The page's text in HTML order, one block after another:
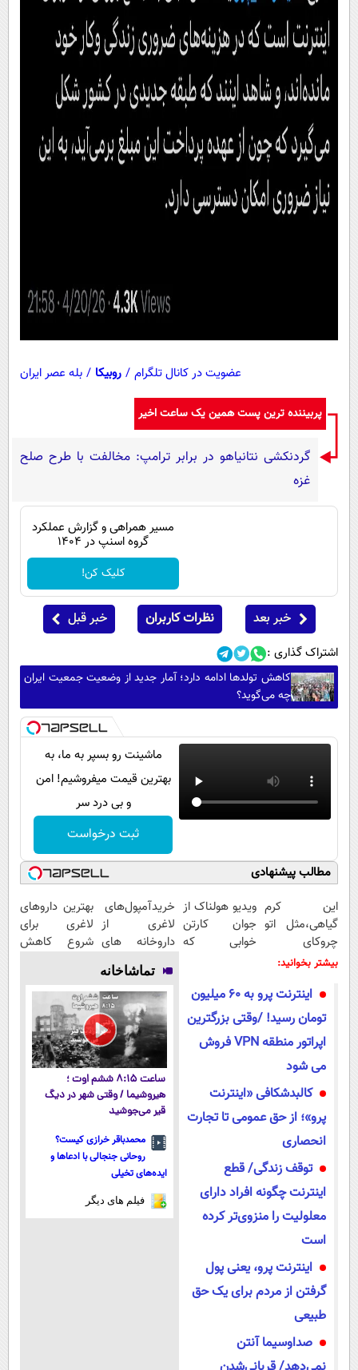
عضویت در کانال تلگرام / روبیکا / بله عصر ایران
پربیننده ترین پست همین یک ساعت اخیر
گردنکشی نتانیاهو در برابر ترامپ: مخالفت با طرح صلح
غزه
مسیر همراهی و گزارش عملکرد
گروه اسنپ در ۱۴۰۴
کلیک کن!
خبر بعد نظرات کاربران خبر قبل
اشتراک گذاری :
کاهش تولدها ادامه دارد؛ آمار جدید از وضعیت جمعیت ایران
چه می‌گوید؟
ماشینت رو بسپر به ما، به
بهترین قیمت میفروشیم! امن
و بی درد سر
ثبت درخواست
مطالب پیشنهادی
این کرم
گیاهی،مثل اتو
چروکای
پوستتوصاف
ویدیو هولناک از
جوان کارتن
خوابی که
خریدآمپول‌های
لاغری از
داروخانه های
اطرافت، ارسال
فوری همراه با
پک یخ!
بهترین داروهای
لاغری برای
شروع کاهش
نزدیکت!
بیشتر بخوانید:
اینترنت‌ پرو به ۶۰ میلیون
تومان رسید! /وقتی بزرگترین
اپراتور منطقه VPN فروش
می شود
کالبدشکافی «اینترنت
پرو»؛ از حق عمومی تا تجارت
انحصاری
توقف زندگی/ قطع
اینترنت چگونه افراد دارای
معلولیت را منزوی‌تر کرده
است
اینترنت پرو، یعنی پول
گرفتن از مردم برای یک حق
طبیعی
صداوسیما آنتن
تماشاخانه
ساعت ۸:۱۵ ششم اوت ؛
هیروشیما / وقتی شهر در دیگ
قیر می‌جوشید
محمدباقر خرازی کیست؟
روحانی جنجالی با ادعاها و
ایده‌های تخیلی
فیلم های دیگر